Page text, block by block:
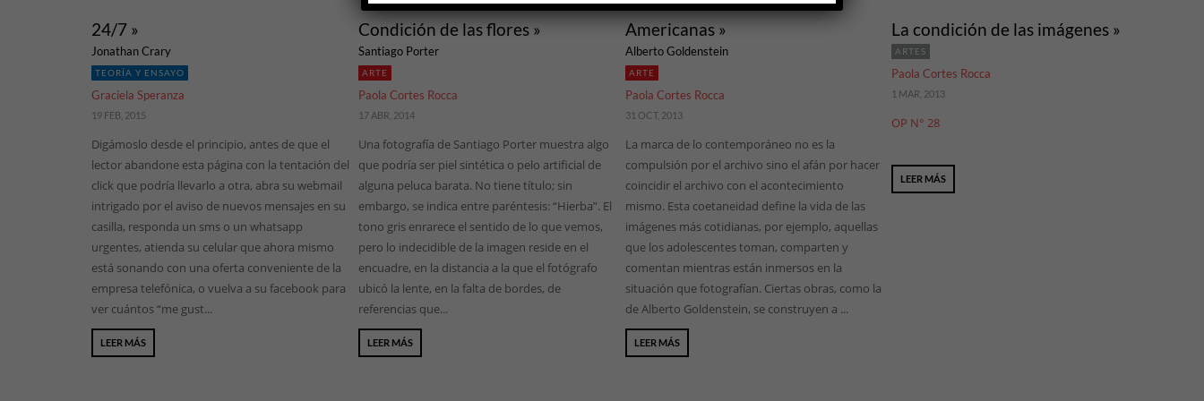
24/7 »
Jonathan Crary
TEORÍA Y ENSAYO
Graciela Speranza
19 FEB, 2015
Digámoslo desde el principio, antes de que el
lector abandone esta página con la tentación del
click que podría llevarlo a otra, abra su webmail
intrigado por el aviso de nuevos mensajes en su
casilla, responda un sms o un whatsapp
urgentes, atienda su celular que ahora mismo
está sonando con una oferta conveniente de la
empresa telefónica, o vuelva a su facebook para
ver cuántos “me gust...
LEER MÁS
Condición de las flores »
Santiago Porter
ARTE
Paola Cortes Rocca
17 ABR, 2014
Una fotografía de Santiago Porter muestra algo
que podría ser piel sintética o pelo artificial de
alguna peluca barata. No tiene título; sin
embargo, se indica entre paréntesis: “Hierba”. El
tono gris enrarece el sentido de lo que vemos,
pero lo indecidible de la imagen reside en el
encuadre, en la distancia a la que el fotógrafo
ubicó la lente, en la falta de bordes, de
referencias que...
LEER MÁS
Americanas »
Alberto Goldenstein
ARTE
Paola Cortes Rocca
31 OCT, 2013
La marca de lo contemporáneo no es la
compulsión por el archivo sino el afán por hacer
coincidir el archivo con el acontecimiento
mismo. Esta coetaneidad define la vida de las
imágenes más cotidianas, por ejemplo, aquellas
que los adolescentes toman, comparten y
comentan mientras están inmersos en la
situación que fotografían. Ciertas obras, como la
de Alberto Goldenstein, se construyen a ...
LEER MÁS
La condición de las imágenes »
ARTES
Paola Cortes Rocca
1 MAR, 2013
OP N° 28
LEER MÁS